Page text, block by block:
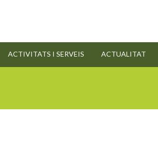
ACTIVITATS I SERVEIS ACTUALITAT